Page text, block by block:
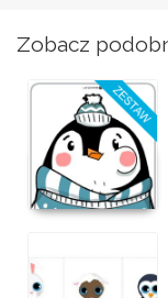
Zobacz